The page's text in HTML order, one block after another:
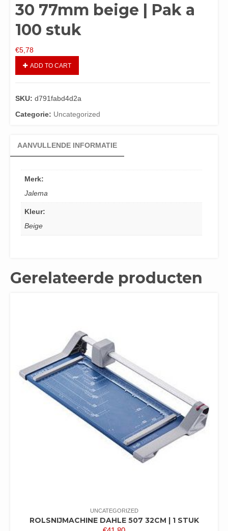
30 77mm beige | Pak a
100 stuk
€5,78
ADD TO CART
SKU: d791fabd4d2a
Categorie: Uncategorized
AANVULLENDE INFORMATIE
Merk:
Jalema
Kleur:
Beige
Gerelateerde producten
UNCATEGORIZED
ROLSNIJMACHINE DAHLE 507 32CM | 1 STUK